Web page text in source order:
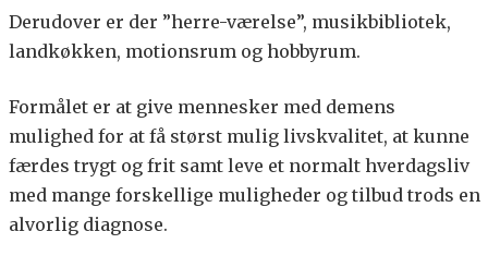
Derudover er der ”herre-værelse”, musikbibliotek,
landkøkken, motionsrum og hobbyrum.
Formålet er at give mennesker med demens
mulighed for at få størst mulig livskvalitet, at kunne
færdes trygt og frit samt leve et normalt hverdagsliv
med mange forskellige muligheder og tilbud trods en
alvorlig diagnose.